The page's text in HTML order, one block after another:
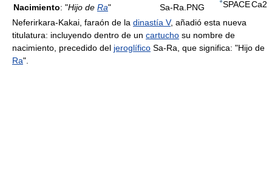
Nacimiento: "Hijo de Ra"
Neferirkara-Kakai, faraón de la dinastía V, añadió esta nueva
titulatura: incluyendo dentro de un cartucho su nombre de
nacimiento, precedido del jeroglífico Sa-Ra, que significa: "Hijo de
Ra".